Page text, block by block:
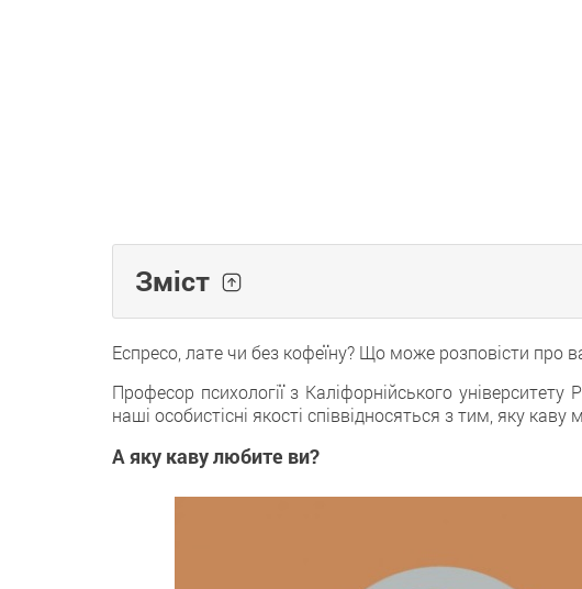
Зміст
Еспресо, лате чи без кофеїну? Що може розповісти про
Професор психології з Каліфорнійського
наші особистісні якості співвідносяться з тим, яку каву
А яку каву любите ви?